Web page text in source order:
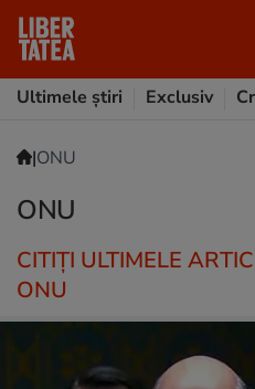
Ultimele știri
Exclusiv
|ONU
ONU
CITIȚI ULTIMELE
ONU